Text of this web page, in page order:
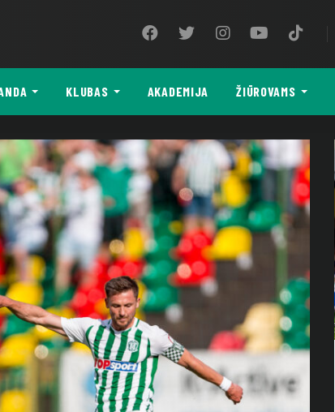
KLUBAS AKADEMIJA ŽIŪROVAMS